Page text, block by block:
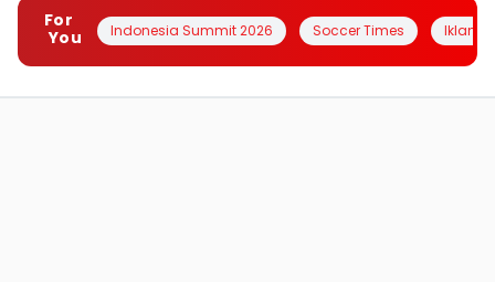
For
You
Indonesia Summit 2026 Soccer Times Iklanin